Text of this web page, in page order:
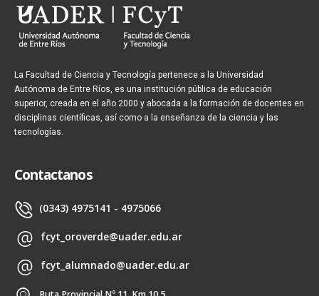
La Facultad de Ciencia y Tecnología pertenece a la Universidad
Autónoma de Entre Ríos, es una institución pública de educación
superior, creada en el año 2000 y abocada a la formación de docentes en
disciplinas científicas, así como a la enseñanza de la ciencia y las
tecnologías.
Contactanos
(0343) 4975141 - 4975066
fcyt_oroverde@uader.edu.ar
fcyt_alumnado@uader.edu.ar